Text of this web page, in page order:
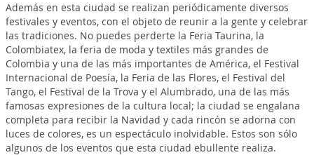
Además en esta ciudad se realizan periódicamente diversos
festivales y eventos, con el objeto de reunir a la gente y celebrar
las tradiciones. No puedes perderte la Feria Taurina, la
Colombiatex, la feria de moda y textiles más grandes de
Colombia y una de las más importantes de América, el Festival
Internacional de Poesía, la Feria de las Flores, el Festival del
Tango, el Festival de la Trova y el Alumbrado, una de las más
famosas expresiones de la cultura local; la ciudad se engalana
completa para recibir la Navidad y cada rincón se adorna con
luces de colores, es un espectáculo inolvidable. Estos son sólo
algunos de los eventos que esta ciudad ebullente realiza.